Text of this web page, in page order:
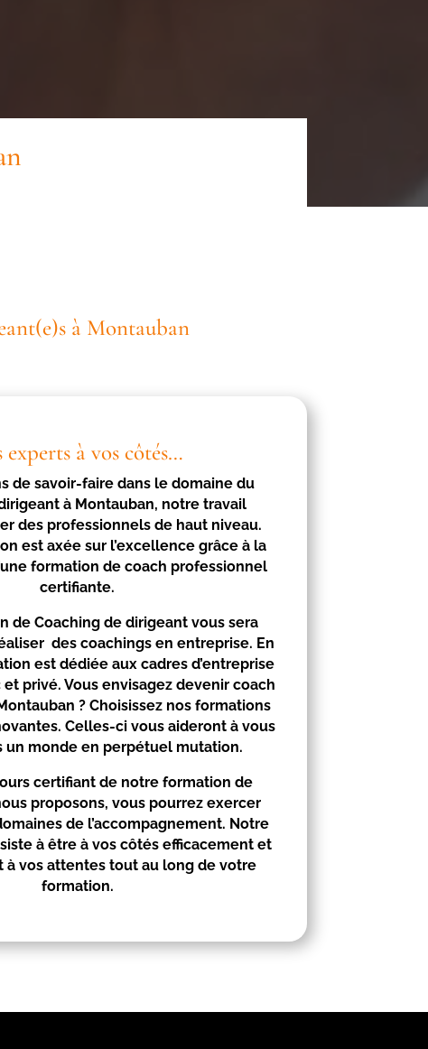
à Montauban
experts à vos côtés…
de savoir-faire dans le domaine du
à Montauban, notre travail
des professionnels de haut niveau.
est axée sur l’excellence grâce à la
formation de coach professionnel
certifiante.
de Coaching de dirigeant vous sera
des coachings en entreprise. En
est dédiée aux cadres d’entreprise
privé. Vous envisagez devenir coach
? Choisissez nos formations
Celles-ci vous aideront à vous
un monde en perpétuel mutation.
certifiant de notre formation de
proposons, vous pourrez exercer
de l’accompagnement. Notre
à être à vos côtés efficacement et
à vos attentes tout au long de votre
formation.